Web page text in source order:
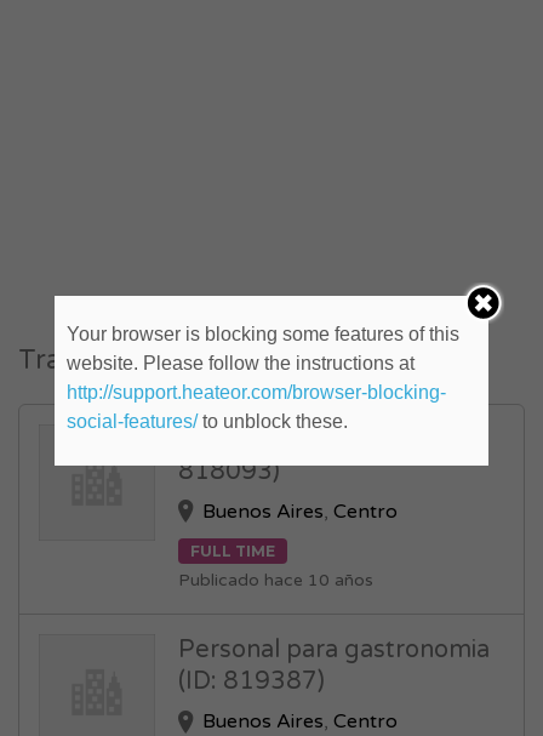
Trabajos similares
818093)
Buenos Aires,Centro
FULL TIME
Publicado hace 10 años
Personal para gastronomia
(ID: 819387)
Buenos Aires,Centro
Your browser is blocking some features of this
website. Please follow the instructions at
http://support.heateor.com/browser-blocking-
social-features/to unblock these.